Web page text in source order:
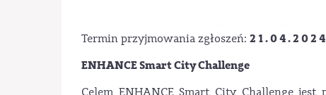
Termin przyjmowania zgłoszeń: 2 1 . 0 4 . 2 0 2
ENHANCE Smart City Challenge